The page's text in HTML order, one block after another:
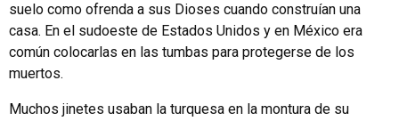
suelo como ofrenda a sus Dioses cuando construían una
casa. En el sudoeste de Estados Unidos y en México era
común colocarlas en las tumbas para protegerse de los
muertos.
Muchos jinetes usaban la turquesa en la montura de su